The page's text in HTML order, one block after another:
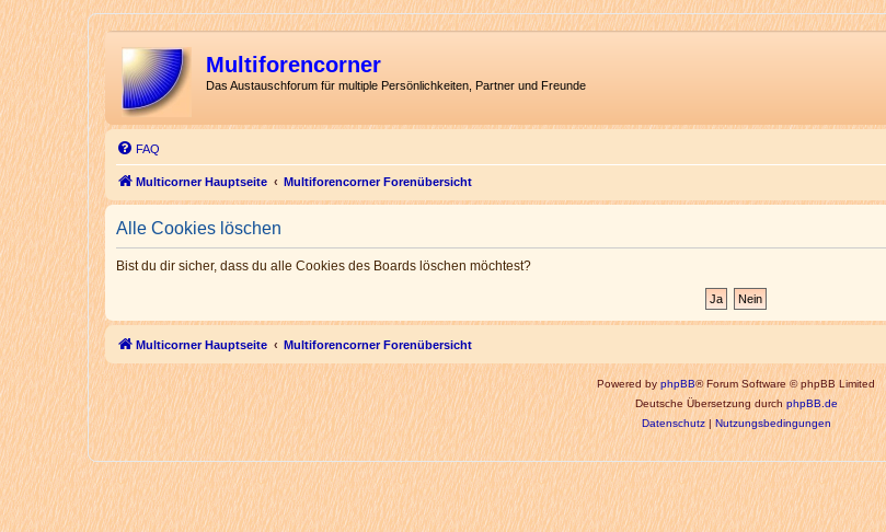
Multiforencorner
Das Austauschforum für multiple Persönlichkeiten, Partner und Freunde
FAQ
Multicorner Hauptseite Multiforencorner Forenübersicht
Alle Cookies löschen
Bist du dir sicher, dass du alle Cookies des Boards löschen möchtest?
Multicorner Hauptseite Multiforencorner Forenübersicht
Powered byphpBB® Forum Software © phpBB Limited
Deutsche Übersetzung durchphpBB.de
Datenschutz|Nutzungsbedingungen